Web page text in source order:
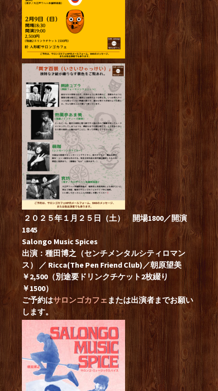
２０２５年１月２５日（土） 開場1800／開演
1845
Salongo Music Spices
出演：種田博之（センチメンタルシティロマン
ス）
／ Ricca(The Pen Friend Club)／朝原望美
￥2,500（別途要ドリンクチケット2枚綴り
￥1500）
ご予約はサロンゴカフェ または出演者までお願い
します。